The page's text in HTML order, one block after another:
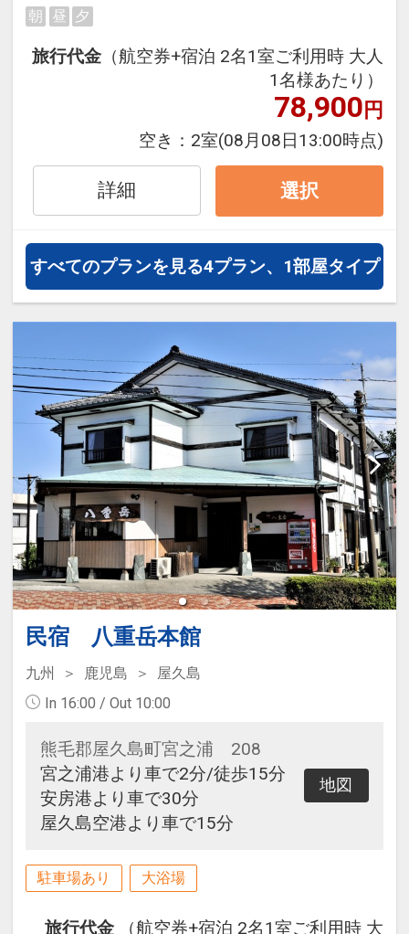
ら、一都市滞在はもちろん周遊旅行
旅行期間中の1泊だけの宿泊や延
泊・飛び泊なども自由自在です。
フライトは、安心のJAL（または
JALグループ）確約！フライトマイ
ル50%貯まります。
オプションでレンタカーや現地交
通・体験プランなどの追加（同時予
1日登山の方は朝食・昼食の登山弁
当をチェックインの際にお申込み頂
朝 昼 夕
旅行代金 （航空券+宿泊 2名1室ご利用時 大人
1名様あたり）
78,900円
空き： 2室(08月08日13:00時点)
詳細 選択
すべてのプランを見る4プラン、1部屋タイプ
民宿 八重岳本館
九州 鹿児島
屋久島
In 16:00 / Out 10:00
熊毛郡屋久島町宮之浦 208
宮之浦港より車で2分/徒歩15分
安房港より車で30分
屋久島空港より車で15分
地図
駐車場あり 大浴場
旅行代金 （航空券+宿泊 2名1室ご利用時 大